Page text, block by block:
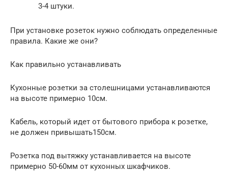
3-4 штуки.
При установке розеток нужно соблюдать определенные
правила. Какие же они?
Как правильно устанавливать
Кухонные розетки за столешницами устанавливаются
на высоте примерно 10см.
Кабель, который идет от бытового прибора к розетке,
не должен привышать150см.
Розетка под вытяжку устанавливается на высоте
примерно 50-60мм от кухонных шкафчиков.